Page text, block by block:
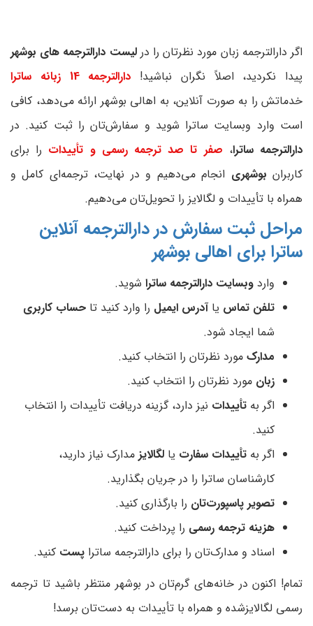
اگر دارالترجمه زبان مورد نظرتان را درلیست دارالترجمه های بوشهر
پیدا نکردید، اصلاً نگران نباشید! دارالترجمه 14 زبانه ساترا
خدماتش را به صورت آنلاین، به اهالی بوشهر ارائه می‌دهد، کافی
است وارد وبسایت ساترا شوید و سفارش‌تان را ثبت کنید. در
دارالترجمه ساترا، صفر تا صد ترجمه رسمی و تأییدات را برای
کاربران بوشهری انجام می‌دهیم و در نهایت، ترجمه‌ای کامل و
همراه با تأییدات و لگالایز را تحویل‌تان می‌دهیم.
مراحل ثبت سفارش در دارالترجمه آنلاین
ساترا برای اهالی بوشهر
وارد وبسایت دارالترجمه ساترا شوید.
تلفن تماس یاآدرس ایمیل را وارد کنید تا حساب کاربری
شما ایجاد شود.
مدارک مورد نظرتان را انتخاب کنید.
زبان مورد نظرتان را انتخاب کنید.
اگر به تأییدات نیز دارد، گزینه دریافت تأییدات را انتخاب
کنید.
اگر به تأییدات سفارت یا لگالایز مدارک نیاز دارید،
کارشناسان ساترا را در جریان بگذارید.
تصویر پاسپورت‌تان را بارگذاری کنید.
هزینه ترجمه رسمی را پرداخت کنید.
اسناد و مدارک‌تان را برای دارالترجمه ساترا پست کنید.
تمام! اکنون در خانه‌های گرم‌تان در بوشهر منتظر باشید تا ترجمه
رسمی لگالایزشده و همراه با تأییدات به دست‌تان برسد!